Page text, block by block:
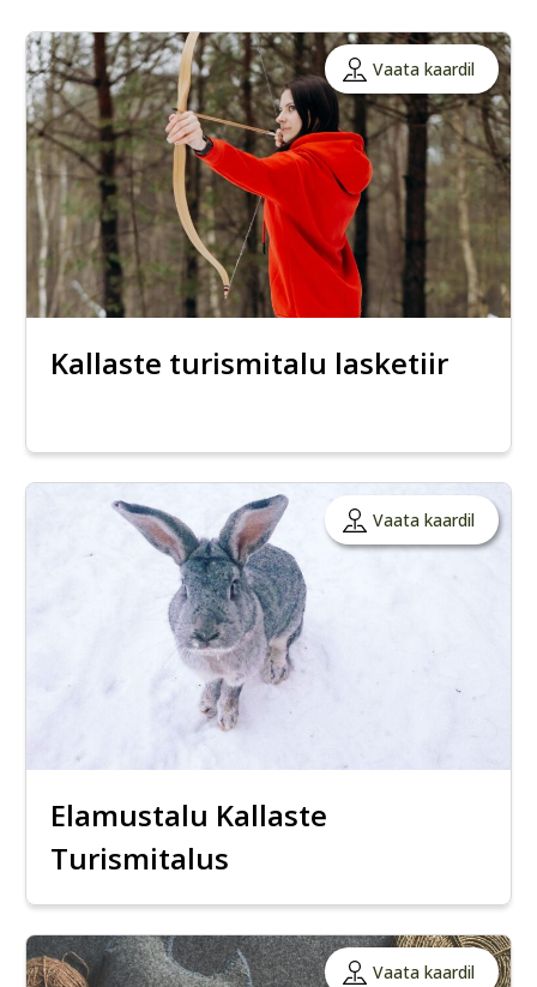
Vaata kaardil
Kallaste turismitalu lasketiir
Vaata kaardil
Elamustalu Kallaste
Turismitalus
Vaata kaardil